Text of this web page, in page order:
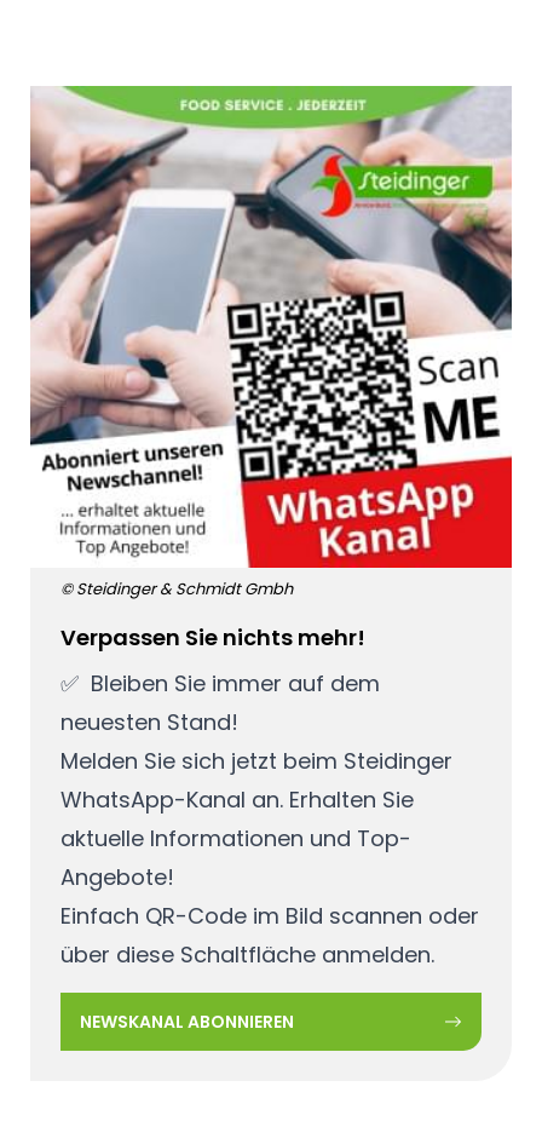
Verpassen Sie nichts mehr!
✅ Bleiben Sie immer auf dem
neuesten Stand!
Melden Sie sich jetzt beim Steidinger
WhatsApp-Kanal an. Erhalten Sie
aktuelle Informationen und Top-
Angebote!
Einfach QR-Code im Bild scannen oder
über diese Schaltfläche anmelden.
NEWSKANAL ABONNIEREN
© Steidinger & Schmidt Gmbh